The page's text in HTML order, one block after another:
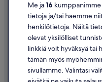
Evästeet
Käyttöehdot
Oikeudelliset tiedot / ota
Sisältövaatimukset ja
Me ja16
tietoja ja/tai haemme
henkilötietoja. Näitä
olevat yksilölliset
linkkiä voit hyväksyä tai
tämän myös
sivullamme. Valintasi